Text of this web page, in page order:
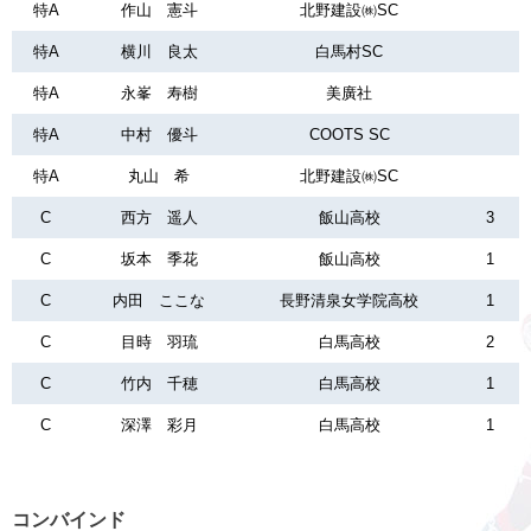
特A 作山 憲斗 北野建設㈱SC
特A 横川 良太 白馬村SC
特A 永峯 寿樹 美廣社
特A 中村 優斗 COOTS SC
特A 丸山 希 北野建設㈱SC
C 西方 遥人 飯山高校 3
C 坂本 季花 飯山高校 1
C 内田 ここな 長野清泉女学院高校 1
C 目時 羽琉 白馬高校 2
C 竹内 千穂 白馬高校 1
C 深澤 彩月 白馬高校 1
コンバインド